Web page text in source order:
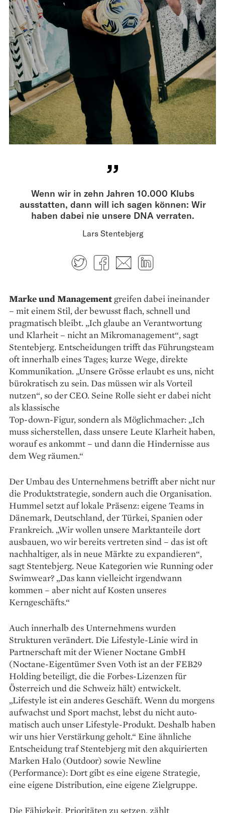
Wenn wir in zehn Jahren 10.000 Klubs
ausstatten, dann will ich sagen können: Wir
haben dabei nie unsere DNA verraten.
Lars Stentebjerg
TwitterFacebook
E-mail
Marke und Management greifen dabei ineinander
– mit einem Stil, der bewusst flach, schnell und
pragmatisch bleibt. „Ich glaube an Ver­antwortung
und Klarheit – nicht an Mikro­management“, sagt
Stentebjerg. Entscheidungen trifft das Führungsteam
oft innerhalb eines Tages; kurze Wege, direkte
Kommunikation. „Unsere Grösse erlaubt es uns, nicht
bürokratisch zu sein. Das müssen wir als Vorteil
nutzen“, so der CEO. Seine Rolle sieht er dabei nicht
als klassische
Top-down-Figur, sondern als Möglich­macher: „Ich
muss sicherstellen, dass unsere Leute Klarheit ­haben,
worauf es ankommt – und dann die Hindernisse aus
dem Weg räumen.“
Der Umbau des Unternehmens betrifft aber nicht nur
die Produktstrategie, sondern auch die Organisation.
Hummel setzt auf lokale ­Präsenz: eigene Teams in
Dänemark, Deutschland, der Türkei, Spanien oder
Frankreich. „Wir ­wollen ­unsere Marktanteile dort
ausbauen, wo wir ­bereits vertreten sind – das ist oft
nachhaltiger, als in neue Märkte zu expandieren“,
sagt Stentebjerg. Neue Kate­gorien wie Running oder
Swimwear? „Das kann vielleicht irgendwann
kommen – aber nicht auf Kosten unseres
Kerngeschäfts.“
Auch innerhalb des Unternehmens wurden
Strukturen verändert. Die Lifestyle-Linie wird in
Partnerschaft mit der Wiener Noctane GmbH
(Noctane-Eigentümer Sven Voth ist an der FEB29
Holding beteiligt, die die Forbes-Lizenzen für
Österreich und die Schweiz hält) entwickelt.
„Lifestyle ist ein anderes Geschäft. Wenn du ­morgens
aufwachst und Sport machst, lebst du nicht auto­
matisch auch unser Lifestyle-Produkt. Deshalb haben
wir uns hier Verstärkung geholt.“ Eine ähnliche
Entscheidung traf Stentebjerg mit den akquirierten
Marken Halo (Outdoor) sowie Newline
(Performance): Dort gibt es eine eigene Strategie,
eine eigene Distribution, eine eigene Zielgruppe.
Die Fähigkeit, Prioritäten zu setzen, zählt